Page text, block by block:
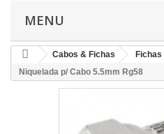
MENU
Cabos & Fichas Fichas
Niquelada p/ Cabo 5.5mm Rg58